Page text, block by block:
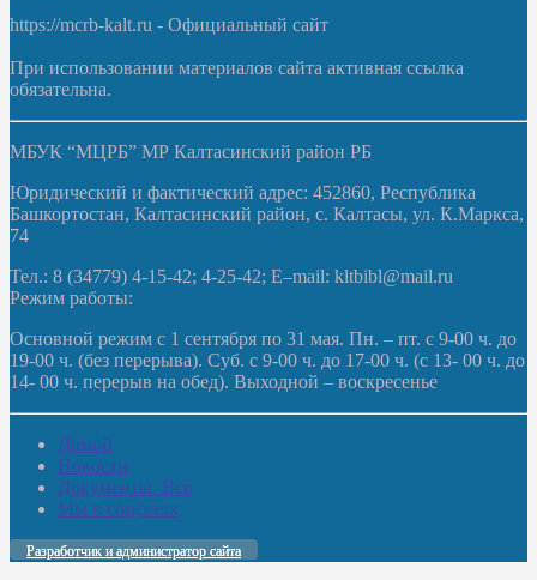
https://mcrb-kalt.ru - Официальный сайт
При использовании материалов сайта активная ссылка
обязательна.
МБУК “МЦРБ” МР Калтасинский район РБ
Юридический и фактический адрес: 452860, Республика
Башкортостан, Калтасинский район, с. Калтасы, ул. К.Маркса,
74
Тел.: 8 (34779) 4-15-42; 4-25-42; E–mail: kltbibl@mail.ru
Режим работы:
Основной режим с 1 сентября по 31 мая. Пн. – пт. с 9-00 ч. до
19-00 ч. (без перерыва). Суб. с 9-00 ч. до 17-00 ч. (с 13- 00 ч. до
14- 00 ч. перерыв на обед). Выходной – воскресенье
Домой
Новости
Документы. Все
Мы в соцсетях
Разработчик и администратор сайта